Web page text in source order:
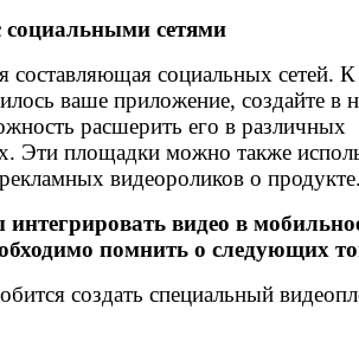
социальными сетями
составляющая социальных сетей.
ваше приложение, создайте в
расшерить его в различных
Эти площадки можно также
видеороликов о
интегрировать видео в
помнить о следующих
создать специальный